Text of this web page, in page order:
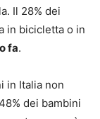
Il 28% dei
in bicicletta o in
fa.
in Italia non
dei bambini